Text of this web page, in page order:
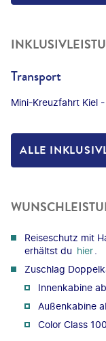
Transport
Mini-Kreuzfahrt Kiel
ALLE
Reiseschutz mit
erhältst du hier
Zuschlag
Innenkabine
Außenkabine
Color Class